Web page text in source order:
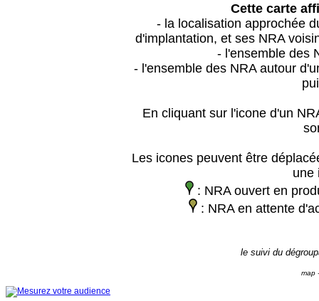
Cette carte
- la localisation approchée
d'implantation, et ses NRA
- l'ensemble des
- l'ensemble des NRA autour
En cliquant sur l'icone d'un
Les icones peuvent être
une
: NRA ouvert en
: NRA en attente
le suivi du
map